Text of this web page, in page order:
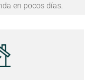
en pocos días.